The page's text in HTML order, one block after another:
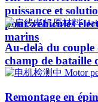
puissance et
pour véhicules
marins
Au-delà du couple
champ de bataille
Remontage en